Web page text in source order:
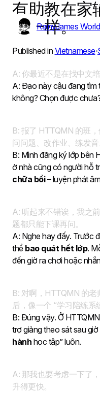
Skip
content
RainyJames World
有助教在家
不一样。
Published inVietnamese•
A: 你最近不是在找中文
A: Đạo này cậu đang tìm
không? Chọn được
B: 报了 HTTQMN 的班
问问题、改作业、练发音
B: Mình đăng ký lớp bên
ở nhà cũng có người hỗ
chữa bồi– luyện phát
A: 听起来不错诶，我之
题都只能下课再问。
A: Nghe hay đấy. Trước
thể bao quát hết lớp.
đến giờ ra chơi hoặc
B: 对啊，HTTQMN 的
后，像一个 “学习陪练系
B: Đúng vậy. Ở
trợ giảng theo sát sau
hành học tập” luôn.
A: 那我也要考虑一下了
升得更快。